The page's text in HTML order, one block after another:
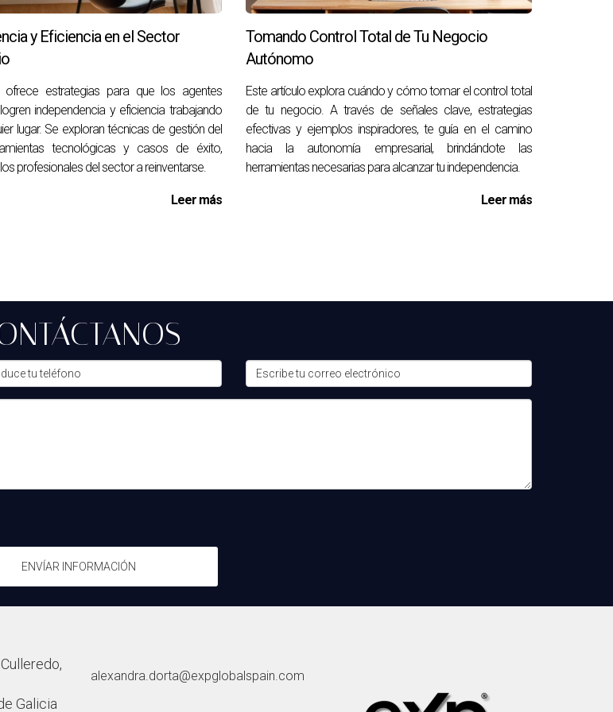
transforma tu vida profesional, sino que también tiene un impacto positivo en la vida de
da ese primer paso y comienza a construir tu futuro hoy mismo.
independiente?
conocimientos de la industria, y habilidades en gestión de clientes. La formación
y software de marketing digital son esenciales. Considera también las redes sociales para
y Eficiencia en el Sector
ofrece estrategias para que los agentes
independencia y eficiencia trabajando
lugar. Se exploran técnicas de gestión del
tecnológicas y casos de éxito,
profesionales del sector a reinventarse.
Leer más
Tomando Control Total de Tu Negocio
Autónomo
Este artículo explora cuándo y cómo tomar el control total
de tu negocio. A través de señales clave, estrategias
efectivas y ejemplos inspiradores, te guía en el camino
hacia la autonomía empresarial, brindándote las
herramientas necesarias para alcanzar tu independencia.
Leer más
ENVÍAR INFORMACIÓN
Galicia
alexandra.dorta@expglobalspain.com